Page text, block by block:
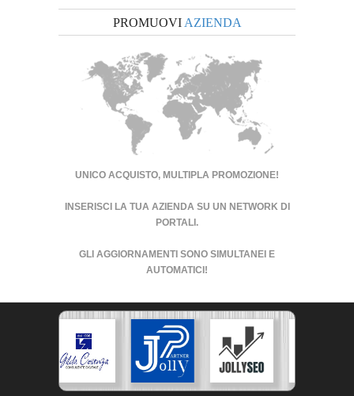
PROMUOVI AZIENDA
UNICO ACQUISTO, MULTIPLA PROMOZIONE!
INSERISCI LA TUA AZIENDA SU UN NETWORK DI
PORTALI.
GLI AGGIORNAMENTI SONO SIMULTANEI E
AUTOMATICI!